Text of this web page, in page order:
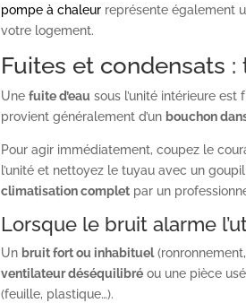
pompe à chaleur représente également
votre logement.
Fuites et condensats
Unefuite d’eau sous l’unité intérieure
provient généralement d’un bouchon
Pour agir immédiatement, coupez le
l’unité et nettoyez le tuyau avec un
climatisation complet par un
Lorsque le bruit alarme
Un bruit fort ou inhabituel
ventilateur déséquilibré ou une pièce
(feuille, plastique…).